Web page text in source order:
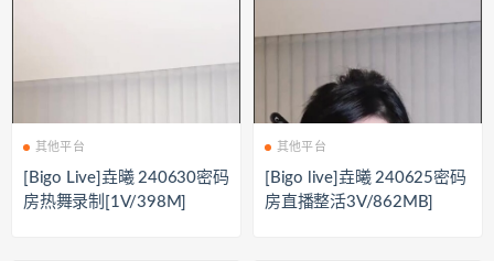
其他平台
[Bigo Live]垚曦 240630密码
房热舞录制[1V/398M]
其他平台
[Bigo live]垚曦 240625密码
房直播整活3V/862MB]